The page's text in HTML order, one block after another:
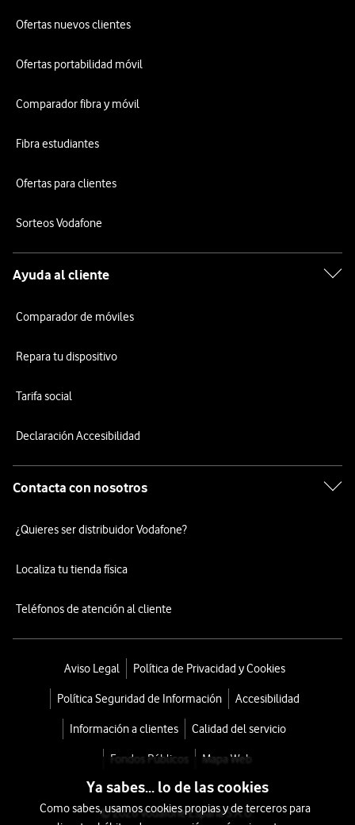
Ofertas nuevos clientes
Ofertas portabilidad móvil
Comparador fibra y móvil
Fibra estudiantes
Ofertas para clientes
Sorteos Vodafone
Ayuda al cliente
Comparador de móviles
Repara tu dispositivo
Tarifa social
Declaración Accesibilidad
Contacta con nosotros
¿Quieres ser distribuidor Vodafone?
Localiza tu tienda física
Teléfonos de atención al cliente
Aviso Legal Política de Privacidad y Cookies
Política Seguridad de Información Accesibilidad
Información a clientes Calidad del servicio
Fondos Públicos Mapa Web
© 2026 Vodafone España S.A.U.
Ya sabes... lo de las cookies
Como sabes, usamos cookies propias y de terceros para